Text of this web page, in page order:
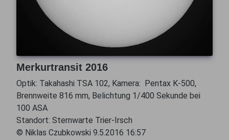
Merkurtransit 2016
Optik: Takahashi TSA 102, Kamera: Pentax K-500,
Brennweite 816 mm, Belichtung 1/400 Sekunde bei
100 ASA
Standort: Sternwarte Trier-Irsch
© Niklas Czubkowski 9.5.2016 16:57